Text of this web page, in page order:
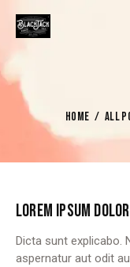
HOME ALL
LOREM IPSUM DOLOR
Dicta sunt explicabo.
aspernatur aut odit